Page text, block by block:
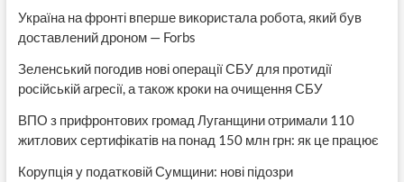
Україна на фронті вперше використала робота, який був
доставлений дроном — Forbs
Зеленський погодив нові операції СБУ для протидії
російській агресії, а також кроки на очищення СБУ
ВПО з прифронтових громад Луганщини отримали 110
житлових сертифікатів на понад 150 млн грн: як це працює
Корупція у податковій Сумщини: нові підозри